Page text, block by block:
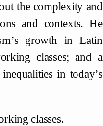
the complexity and
and contexts. He
growth in Latin
classes; and a
in today’s
classes.